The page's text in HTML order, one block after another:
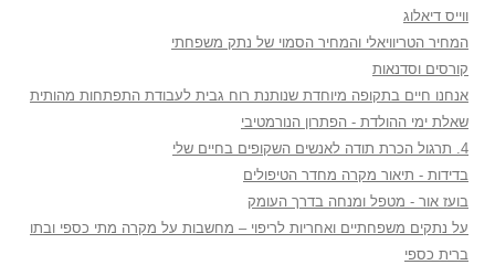
ווייס דיאלוג
המחיר הטריוויאלי והמחיר הסמוי של נתק משפחתי
קורסים וסדנאות
אנחנו חיים בתקופה מיוחדת שנותנת רוח גבית לעבודת התפתחות מהותית
שאלת ימי ההולדת - הפתרון הנורמטיבי
4. תרגול הכרת תודה לאנשים השקופים בחיים שלי
בדידות - תיאור מקרה מחדר הטיפולים
בועז אור - מטפל ומנחה בדרך העומק
על נתקים משפחתיים ואחריות לריפוי – מחשבות על מקרה מתי כספי ובתו
ברית כספי